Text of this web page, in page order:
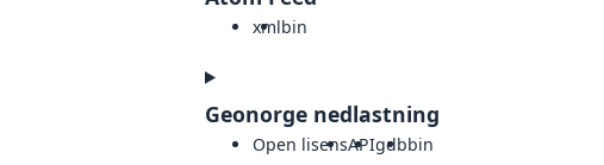
xmlbin
Geonorge nedlastning
Open lisensAPIgdbbin